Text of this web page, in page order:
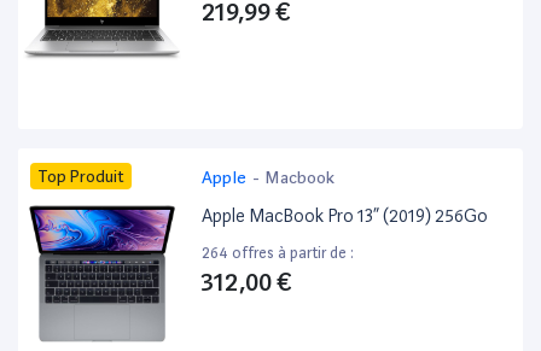
219,99 €
Top Produit Apple - Macbook
Apple MacBook Pro 13” (2019) 256Go
264 offres à partir de :
312,00 €